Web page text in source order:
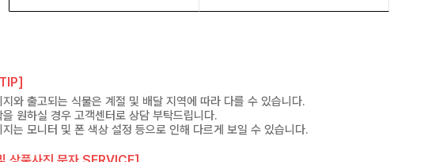
와 출고되는 식물은 계절 및 배달 지역에 따라 다를 수 있습니다.
원하실 경우 고객센터로 상담 부탁드립니다.
는 모니터 및 폰 색상 설정 등으로 인해 다르게 보일 수 있습니다.